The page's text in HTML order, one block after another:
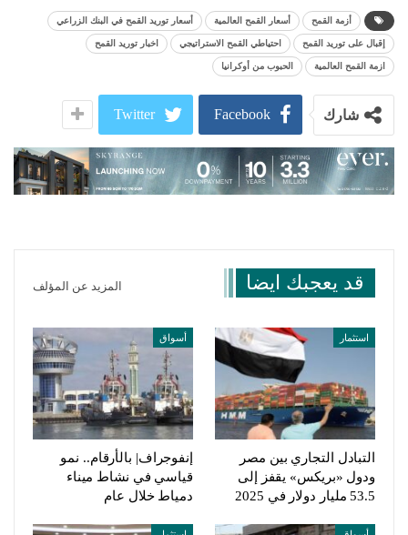
أزمة القمح أسعار القمح العالمية أسعار توريد القمح في البنك الزراعي
إقبال على توريد القمح احتياطي القمح الاستراتيجي اخبار توريد القمح
ازمة القمح العالمية الحبوب من أوكرانيا
شارك Facebook
Twitter
قد يعجبك ايضا المزيد عن المؤلف
استثمار
التبادل التجاري بين مصر
ودول «بريكس» يقفز إلى
53.5 مليار دولار في 2025
أسواق
إنفوجراف| بالأرقام.. نمو
قياسي في نشاط ميناء
دمياط خلال عام